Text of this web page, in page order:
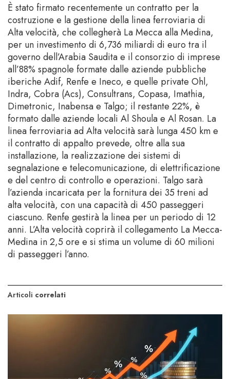
È stato firmato recentemente un contratto per la
costruzione e la gestione della linea ferroviaria di
Alta velocità, che collegherà La Mecca alla Medina,
per un investimento di 6,736 miliardi di euro tra il
governo dell’Arabia Saudita e il consorzio di imprese
all’88% spagnole formate dalle aziende pubbliche
iberiche Adif, Renfe e Ineco, e quelle private Ohl,
Indra, Cobra (Acs), Consultrans, Copasa, Imathia,
Dimetronic, Inabensa e Talgo; il restante 22%, è
formato dalle aziende locali Al Shoula e Al Rosan. La
linea ferroviaria ad Alta velocità sarà lunga 450 km e
il contratto di appalto prevede, oltre alla sua
installazione, la realizzazione dei sistemi di
segnalazione e telecomunicazione, di elettrificazione
e del centro di controllo e operazioni. Talgo sarà
l’azienda incaricata per la fornitura dei 35 treni ad
alta velocità, con una capacità di 450 passeggeri
ciascuno. Renfe gestirà la linea per un periodo di 12
anni. L’Alta velocità coprirà il collegamento La Mecca-
Medina in 2,5 ore e si stima un volume di 60 milioni
di passeggeri l’anno.
Articoli correlati